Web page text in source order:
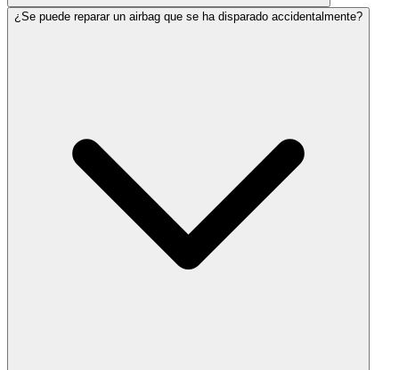
¿Se puede reparar un airbag que se ha disparado accidentalmente?